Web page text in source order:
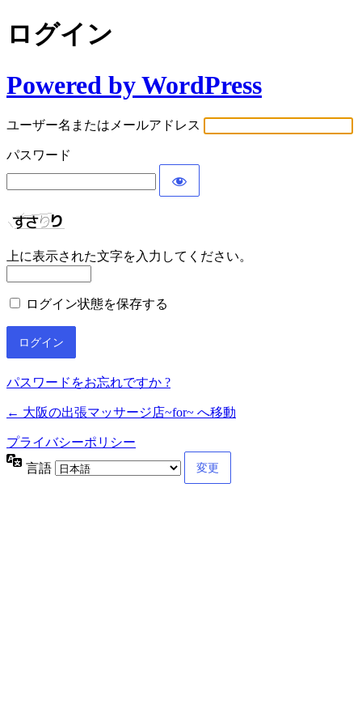
ログイン
Powered by WordPress
ユーザー名またはメールアドレス
パスワード
上に表示された文字を入力してください。
ログイン状態を保存する
パスワードをお忘れですか ?
← 大阪の出張マッサージ店~for~ へ移動
プライバシーポリシー
言語